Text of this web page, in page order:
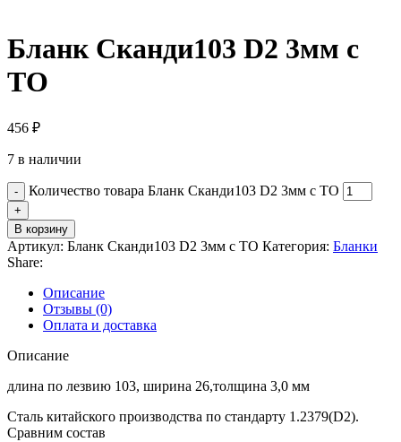
Бланк Сканди103 D2 3мм с
ТО
456 ₽
7 в наличии
Количество товара Бланк Сканди103 D2 3мм с ТО
В корзину
Артикул: Бланк Сканди103 D2 3мм с ТО Категория: Бланки
Share:
Описание
Отзывы (0)
Оплата и доставка
Описание
длина по лезвию 103, ширина 26,толщина 3,0 мм
Сталь китайского производства по стандарту 1.2379(D2).
Сравним состав